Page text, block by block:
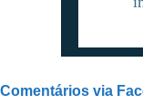
Comentários via